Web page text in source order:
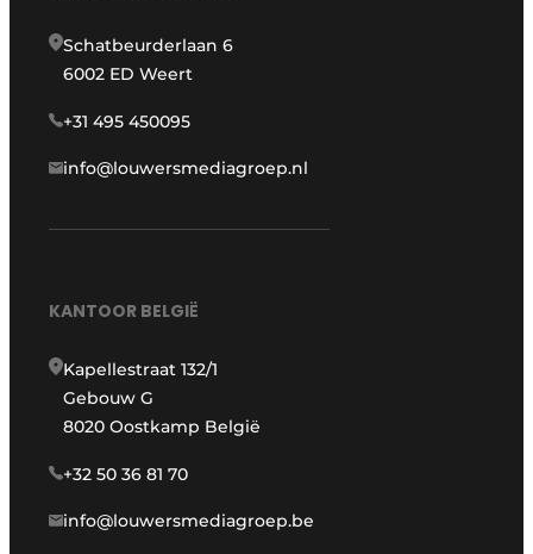
Schatbeurderlaan 6
6002 ED Weert
+31 495 450095
info@louwersmediagroep.nl
KANTOOR BELGIË
Kapellestraat 132/1
Gebouw G
8020 Oostkamp België
+32 50 36 81 70
info@louwersmediagroep.be